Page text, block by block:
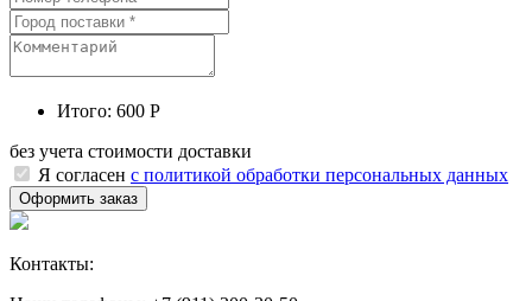
Итого: 600 Р
без учета стоимости доставки
Я согласен с политикой обработки персональных данных
Контакты: